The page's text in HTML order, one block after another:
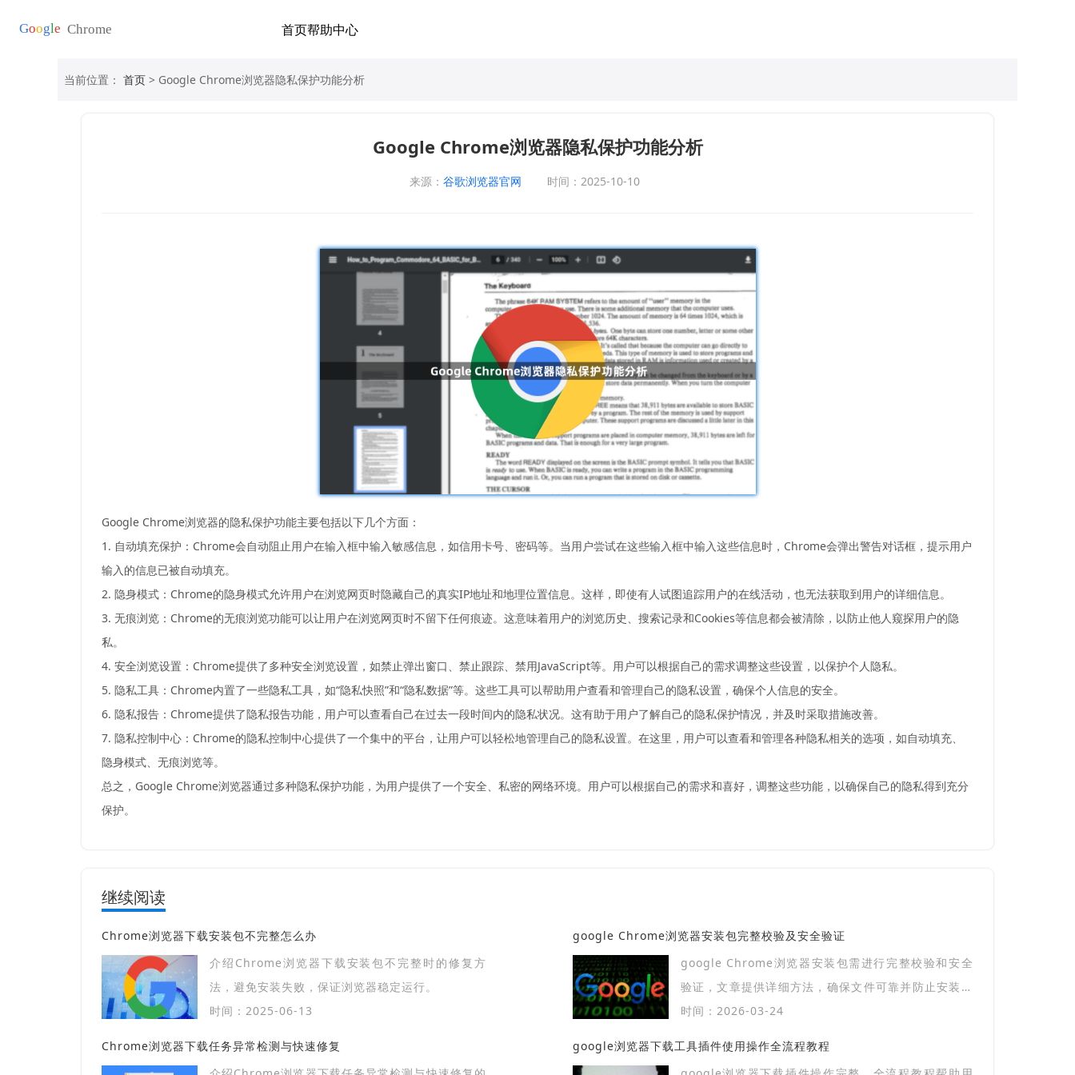
首页帮助中心
当前位置： 首页 > Google Chrome浏览器隐私保护功能分析
Google Chrome浏览器隐私保护功能分析
来源： 谷歌浏览器官网 时间：2025-10-10
Google Chrome浏览器的隐私保护功能主要包括以下几个方面：
1. 自动填充保护：Chrome会自动阻止用户在输入框中输入敏感信息，如信用卡号、密码等。当用户尝试在这些输入框中输入这些信息时，Chrome会弹出警告对话框，提示用户
输入的信息已被自动填充。
2. 隐身模式：Chrome的隐身模式允许用户在浏览网页时隐藏自己的真实IP地址和地理位置信息。这样，即使有人试图追踪用户的在线活动，也无法获取到用户的详细信息。
3. 无痕浏览：Chrome的无痕浏览功能可以让用户在浏览网页时不留下任何痕迹。这意味着用户的浏览历史、搜索记录和Cookies等信息都会被清除，以防止他人窥探用户的隐
私。
4. 安全浏览设置：Chrome提供了多种安全浏览设置，如禁止弹出窗口、禁止跟踪、禁用JavaScript等。用户可以根据自己的需求调整这些设置，以保护个人隐私。
5. 隐私工具：Chrome内置了一些隐私工具，如“隐私快照”和“隐私数据”等。这些工具可以帮助用户查看和管理自己的隐私设置，确保个人信息的安全。
6. 隐私报告：Chrome提供了隐私报告功能，用户可以查看自己在过去一段时间内的隐私状况。这有助于用户了解自己的隐私保护情况，并及时采取措施改善。
7. 隐私控制中心：Chrome的隐私控制中心提供了一个集中的平台，让用户可以轻松地管理自己的隐私设置。在这里，用户可以查看和管理各种隐私相关的选项，如自动填充、
隐身模式、无痕浏览等。
总之，Google Chrome浏览器通过多种隐私保护功能，为用户提供了一个安全、私密的网络环境。用户可以根据自己的需求和喜好，调整这些功能，以确保自己的隐私得到充分
保护。
继续阅读
Chrome浏览器下载安装包不完整怎么办
介绍Chrome浏览器下载安装包不完整时的修复方
法，避免安装失败，保证浏览器稳定运行。
时间：2025-06-13
google Chrome浏览器安装包完整校验及安全验证
google Chrome浏览器安装包需进行完整校验和安全
验证，文章提供详细方法，确保文件可靠并防止安装异
常。
时间：2026-03-24
Chrome浏览器下载任务异常检测与快速修复
google浏览器下载工具插件使用操作全流程教程